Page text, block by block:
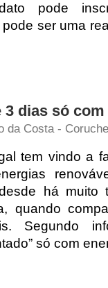
pode
ser uma
3 dias só
da Costa -
tem vindo a
há muito
quando
Segundo
só com